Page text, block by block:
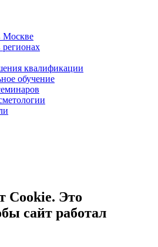
Москве
регионах
квалификации
обучение
Cookie. Это
сайт работал